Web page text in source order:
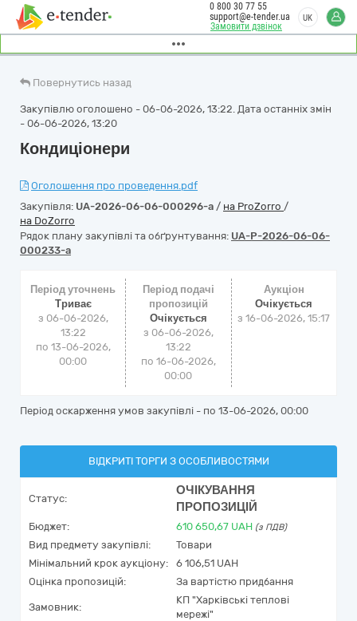
Замовити дзвінок
0 800 30 77 55
support@e-tender.ua
UK
Повернутись назад
Закупівлю оголошено - 06-06-2026, 13:22. Дата останніх змін
- 06-06-2026, 13:20
Кондиціонери
Оголошення про проведення.pdf
Закупівля: UA-2026-06-06-000296-a / на ProZorro /
на DoZorro
Рядок плану закупівлі та обґрунтування: UA-P-2026-06-06-
000233-a
Період уточнень
Триває
з 06-06-2026,
13:22
по 13-06-2026,
00:00
Період подачі
пропозицій
Очікується
з 06-06-2026,
13:22
по 16-06-2026,
00:00
Аукціон
Очікується
з16-06-2026, 15:17
Період оскарження умов закупівлі - по 13-06-2026, 00:00
ВІДКРИТІ ТОРГИ З ОСОБЛИВОСТЯМИ
Статус:
ОЧІКУВАННЯ
ПРОПОЗИЦІЙ
Бюджет: 610 650,67 UAH (з ПДВ)
Вид предмету закупівлі:
Товари
Мінімальний крок аукціону:
6 106,51 UAH
Оцінка пропозицій:
За вартістю придбання
Замовник:
КП "Харківські теплові
мережі"